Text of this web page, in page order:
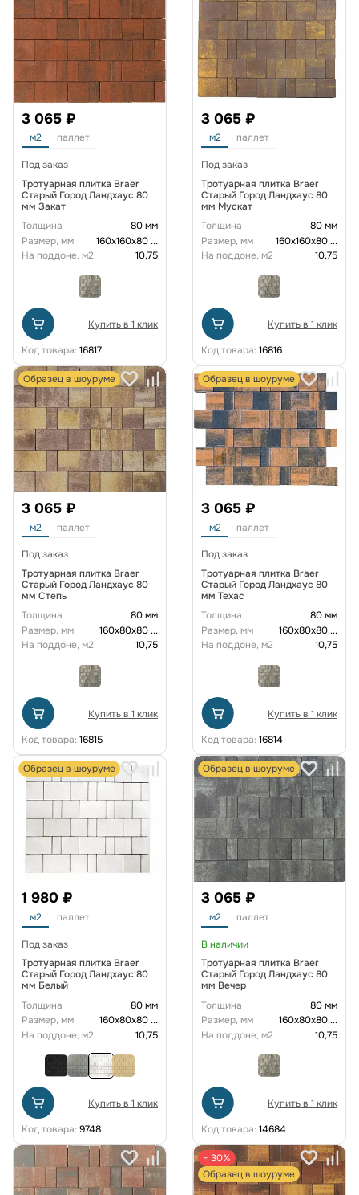
3 065 ₽
м2 паллет
Под заказ
Тротуарная плитка Braer
Старый Город Ландхаус 80
мм Закат
Толщина
80 мм
Размер, мм
160х160х80...
На поддоне, м2
10,75
Купить в 1 клик
Код товара: 16817
3 065 ₽
м2 паллет
Под заказ
Тротуарная плитка Braer
Старый Город Ландхаус 80
мм Мускат
Толщина
80 мм
Размер, мм
160х160х80...
На поддоне, м2
10,75
Купить в 1 клик
Код товара: 16816
Образец в шоуруме
3 065 ₽
м2 паллет
Под заказ
Тротуарная плитка Braer
Старый Город Ландхаус 80
мм Степь
Толщина
80 мм
Размер, мм
160х80х80...
На поддоне, м2
10,75
Купить в 1 клик
Код товара: 16815
Образец в шоуруме
3 065 ₽
м2 паллет
Под заказ
Тротуарная плитка Braer
Старый Город Ландхаус 80
мм Техас
Толщина
80 мм
Размер, мм
160х80х80...
На поддоне, м2
10,75
Купить в 1 клик
Код товара: 16814
Образец в шоуруме
1 980 ₽
м2 паллет
Под заказ
Тротуарная плитка Braer
Старый Город Ландхаус 80
мм Белый
Толщина
80 мм
Размер, мм
160х80х80...
На поддоне, м2
10,75
Купить в 1 клик
Код товара: 9748
Образец в шоуруме
3 065 ₽
м2 паллет
В наличии
Тротуарная плитка Braer
Старый Город Ландхаус 80
мм Вечер
Толщина
80 мм
Размер, мм
160х80х80...
На поддоне, м2
10,75
Купить в 1 клик
Код товара: 14684
− 30%
Образец в шоуруме